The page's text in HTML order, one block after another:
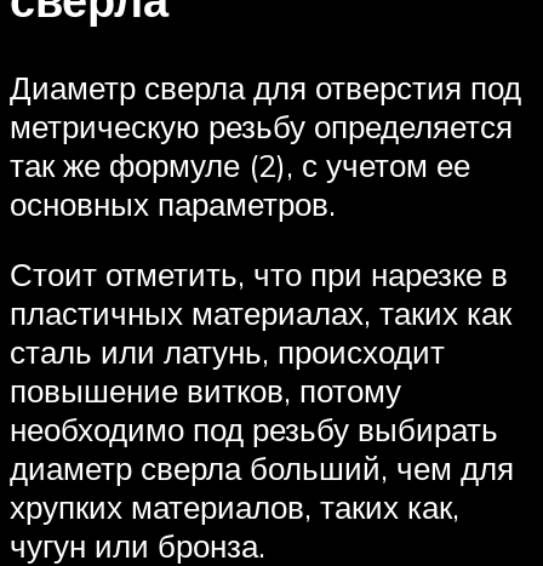
Диаметр сверла для отверстия под
метрическую резьбу определяется
так же формуле (2), с учетом ее
основных параметров.
Стоит отметить, что при нарезке в
пластичных материалах, таких как
сталь или латунь, происходит
повышение витков, потому
необходимо под резьбу выбирать
диаметр сверла больший, чем для
хрупких материалов, таких как,
чугун или бронза.